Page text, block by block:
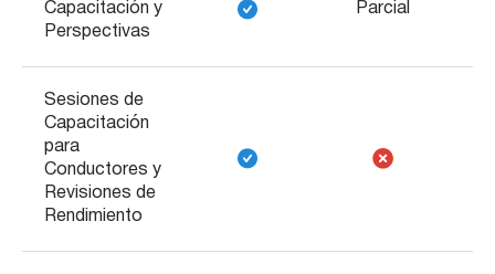
Capacitación y
Perspectivas
Parcial
Sesiones de
Capacitación
para
Conductores y
Revisiones de
Rendimiento